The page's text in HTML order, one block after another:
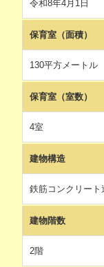
令和8年4月1日
保育室（面積）
130平方メートル
保育室（室数）
4室
建物構造
鉄筋コンクリート
建物階数
2階